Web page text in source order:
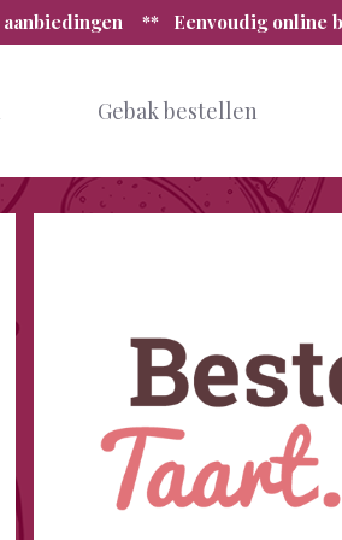
aanbiedingen ** Eenvoudig online
Gebak bestellen